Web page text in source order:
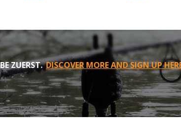
ZUERST.DISCOVER MORE AND SIGN UP